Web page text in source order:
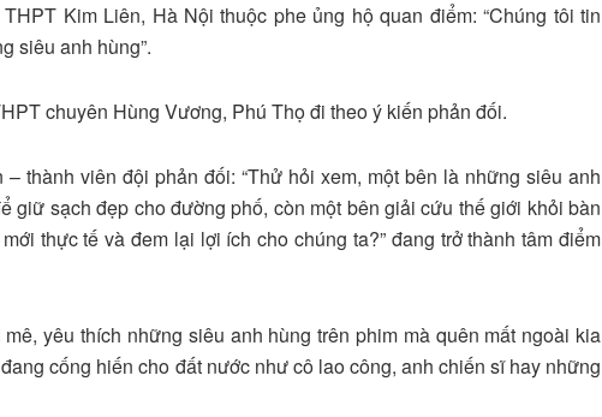
Kim Liên, Hà Nội thuộc phe ủng hộ quan điểm: “Chúng tôi tin
siêu anh hùng”.
chuyên Hùng Vương, Phú Thọ đi theo ý kiến phản đối.
thành viên đội phản đối: “Thử hỏi xem, một bên là những siêu anh
giữ sạch đẹp cho đường phố, còn một bên giải cứu thế giới khỏi bàn
thực tế và đem lại lợi ích cho chúng ta?” đang trở thành tâm điểm
yêu thích những siêu anh hùng trên phim mà quên mất ngoài kia
cống hiến cho đất nước như cô lao công, anh chiến sĩ hay những